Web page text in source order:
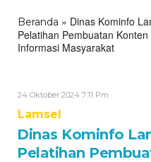
Beranda » Dinas Kominfo
Pelatihan Pembuatan
Informasi Masyarakat
24 Oktober 2024 7:11 Pm
Lamsel
Dinas Kominfo
Pelatihan